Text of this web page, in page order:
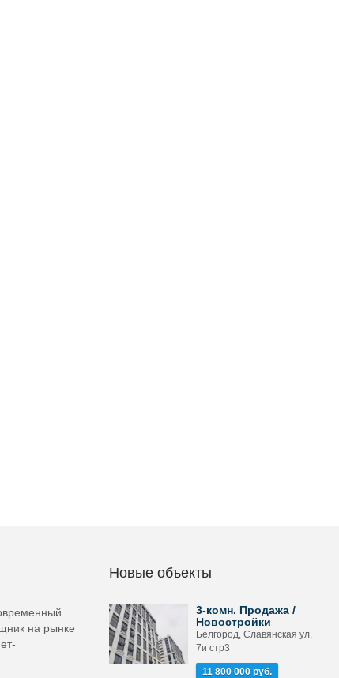
на рынке
Новые объекты
3-комн. Продажа /
Новостройки
Белгород, Славянская ул,
7и стр3
11 800 000 руб.